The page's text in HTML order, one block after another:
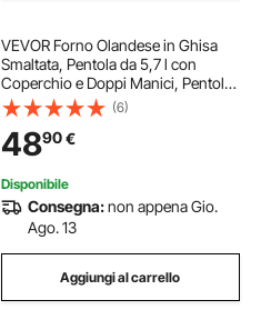
VEVOR Forno Olandese in Ghisa
Smaltata, Pentola da 5,7 l con
Coperchio e Doppi Manici, Pentola
Durevole, Compatibile con Forni a
Induzione Fino a 260 ℃, per
Brasare, Stufati, Arrostire, Blu
(6)
4890€
Disponibile
Consegna:non appena Gio.
Ago. 13
Aggiungi al carrello